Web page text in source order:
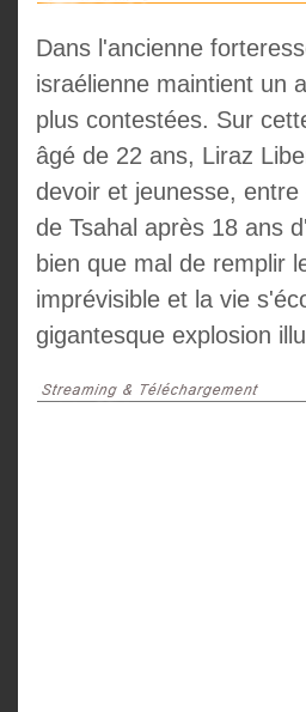
Dans l'ancienne
israélienne maintient un
plus contestées. Sur
âgé de 22 ans, Liraz
devoir et jeunesse,
de Tsahal après 18 ans
bien que mal de remplir
imprévisible et la vie
gigantesque explosion